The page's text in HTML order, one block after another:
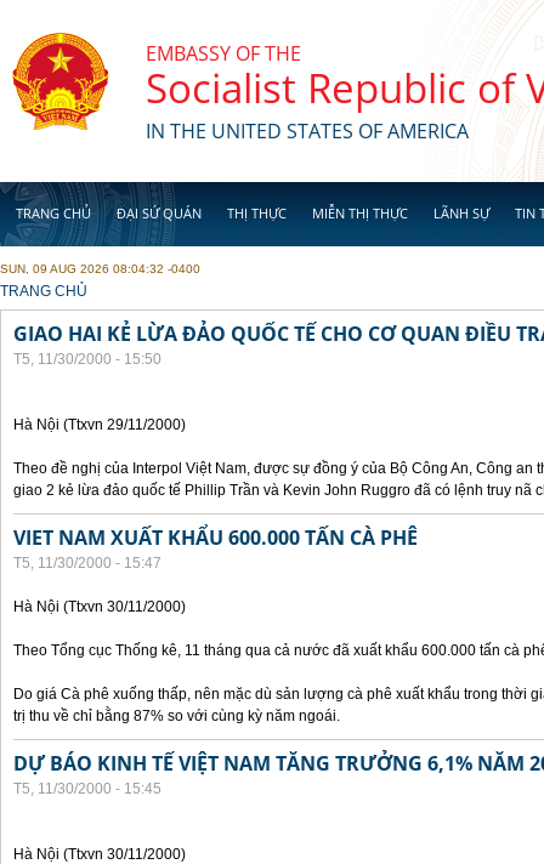
EMBASSY OF THE
Socialist Republic of
IN THE UNITED STATES OF AMERICA
TRANG CHỦ ĐẠI SỨ QUÁN THỊ THỰC MIỄN THỊ THỰC LÃNH SỰ TIN
SUN, 09 AUG 2026 08:04:32 -0400
YOU ARE HERE
TRANG CHỦ
GIAO HAI KẺ LỪA ĐẢO QUỐC TẾ CHO CƠ QUAN ĐIỀU
T5, 11/30/2000 - 15:50
Hà Nội (Ttxvn 29/11/2000)
Theo đề nghị của Interpol Việt Nam, được sự đồng ý của Bộ Công An, Công an
giao 2 kẻ lừa đảo quốc tế Phillip Trần và Kevin John Ruggro đã có lệnh truy nã
VIET NAM XUẤT KHẨU 600.000 TẤN CÀ PHÊ
T5, 11/30/2000 - 15:47
Hà Nội (Ttxvn 30/11/2000)
Theo Tổng cục Thống kê, 11 tháng qua cả nước đã xuất khẩu 600.000 tấn cà
Do giá Cà phê xuống thấp, nên mặc dù sản lượng cà phê xuất khẩu trong thời
trị thu về chỉ bằng 87% so với cùng kỳ năm ngoái.
DỰ BÁO KINH TẾ VIỆT NAM TĂNG TRƯỞNG 6,1% NĂM
T5, 11/30/2000 - 15:45
Hà Nội (Ttxvn 30/11/2000)